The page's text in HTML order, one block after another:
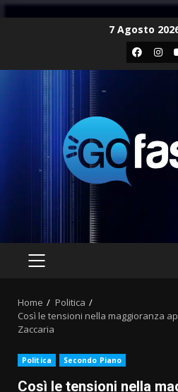
7 Agosto
PRIMARY
Home
Politica
Così le tensioni nella maggioranza
Zaccaria
Politica Secondo Piano
Così le tensioni nella